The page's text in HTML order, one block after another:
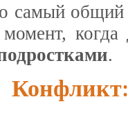
самый общий
.
Конфликт: